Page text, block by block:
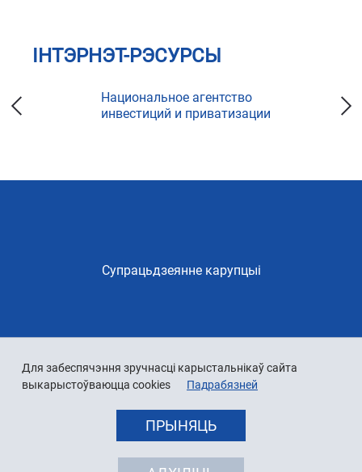
Для забеспячэння зручнасці карыстальнікаў сайта
выкарыстоўваюцца cookies
Падрабязней
ПРЫНЯЦЬ
ІНТЭРНЭТ-РЭСУРСЫ
Национальное агентство
инвестиций и приватизации
Супрацьдзеянне карупцыі